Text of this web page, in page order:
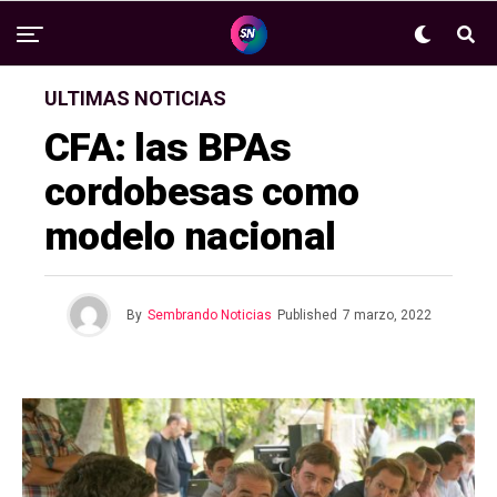
ULTIMAS NOTICIAS
CFA: las BPAs
cordobesas como
modelo nacional
By Sembrando Noticias Published 7 marzo, 2022